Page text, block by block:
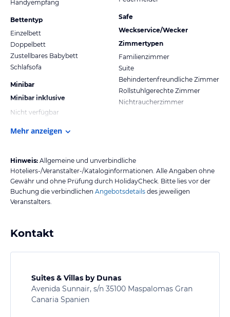
Handyempfang
Bettentyp
Einzelbett
Doppelbett
Zustellbares Babybett
Schlafsofa
Minibar
Minibar inklusive
Nicht verfügbar
Safe
Weckservice/Wecker
Zimmertypen
Familienzimmer
Suite
Behindertenfreundliche Zimmer
Rollstuhlgerechte Zimmer
Nichtraucherzimmer
Mehr anzeigen
Hinweis: Allgemeine und unverbindliche
Hoteliers-/Veranstalter-/Kataloginformationen. Alle Angaben ohne
Gewähr und ohne Prüfung durch HolidayCheck. Bitte lies vor der
Buchung die verbindlichen Angebotsdetails des jeweiligen
Veranstalters.
Kontakt
Suites & Villas by Dunas
Avenida Sunnair, s/n 35100 Maspalomas Gran
Canaria Spanien